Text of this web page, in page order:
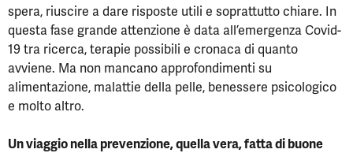
spera, riuscire a dare risposte utili e soprattutto chiare. In
questa fase grande attenzione è data all’emergenza Covid-
19 tra ricerca, terapie possibili e cronaca di quanto
avviene. Ma non mancano approfondimenti su
alimentazione, malattie della pelle, benessere psicologico
e molto altro.
Un viaggio nella prevenzione, quella vera, fatta di buone